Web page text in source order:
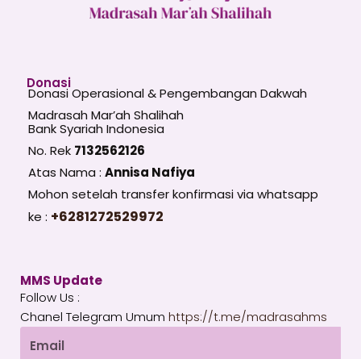
Donasi
Donasi Operasional & Pengembangan Dakwah
Madrasah Mar’ah Shalihah
Bank Syariah Indonesia
No. Rek 7132562126
Atas Nama : Annisa Nafiya
Mohon setelah transfer konfirmasi via whatsapp
ke : +6281272529972
MMS Update
Follow Us :
Chanel Telegram Umum https://t.me/madrasahms
Email